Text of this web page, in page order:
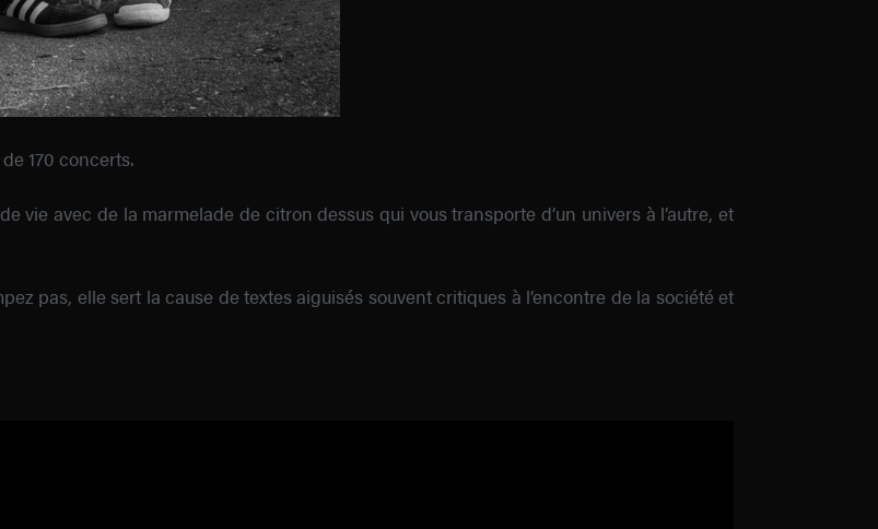
170 concerts.
vie avec de la marmelade de citron dessus qui vous transporte d’un univers à l’autre, et
pas, elle sert la cause de textes aiguisés souvent critiques à l’encontre de la société et